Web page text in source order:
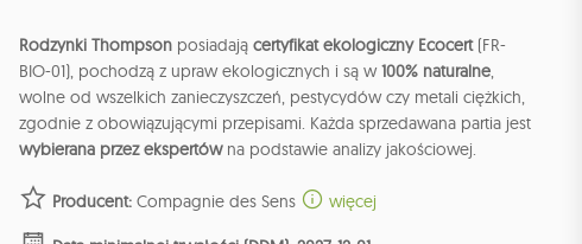
Rodzynki Thompson posiadają certyfikat ekologiczny Ecocert(FR-
BIO-01), pochodzą z upraw ekologicznych i są w100% naturalne,
wolne od wszelkich zanieczyszczeń, pestycydów czy metali ciężkich,
zgodnie z obowiązującymi przepisami. Każda sprzedawana partia jest
wybierana przez ekspertów na podstawie analizy jakościowej.
Producent: Compagnie des Sens więcej